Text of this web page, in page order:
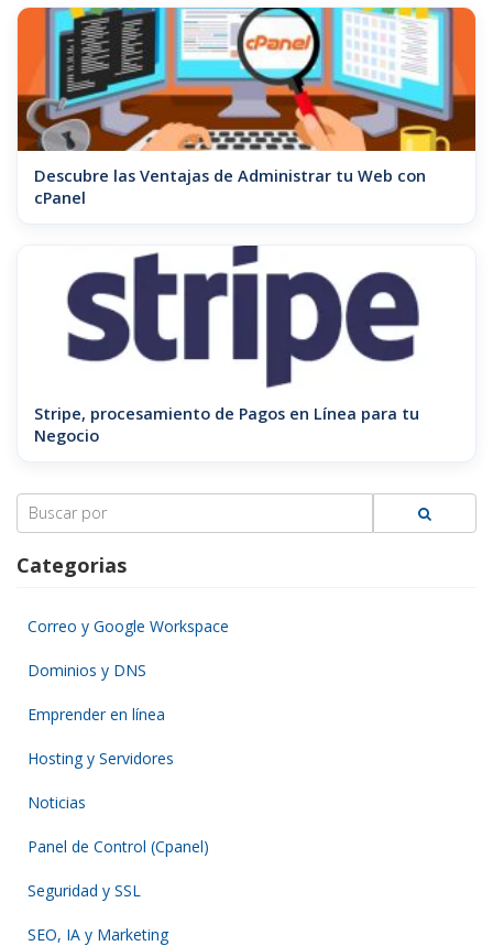
Descubre las Ventajas de Administrar tu Web con
cPanel
Stripe, procesamiento de Pagos en Línea para tu
Negocio
Search
for:
Categorias
Correo y Google Workspace
Dominios y DNS
Emprender en línea
Hosting y Servidores
Noticias
Panel de Control (Cpanel)
Seguridad y SSL
SEO, IA y Marketing